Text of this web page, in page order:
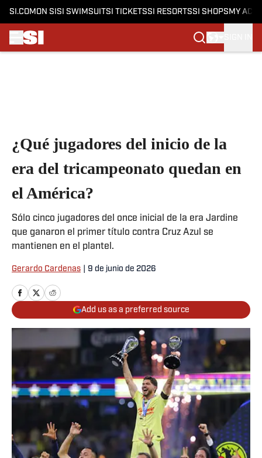
SI.COM ON SI SI SWIMSUITSI TICKETSSI RESORTSSI SHOPS MY
¿Qué jugadores del inicio de la
era del tricampeonato quedan en
el América?
Sólo cinco jugadores del once inicial de la era Jardine
que ganaron el primer título contra Cruz Azul se
mantienen en el plantel.
Gerardo Cardenas 9 de junio de 2026
Add us as a preferred source